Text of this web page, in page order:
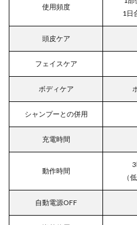
使用頻度
1日
頭皮ケア
フェイスケア
ボディケア
シャンプーとの併用
充電時間
動作時間
（
自動電源OFF